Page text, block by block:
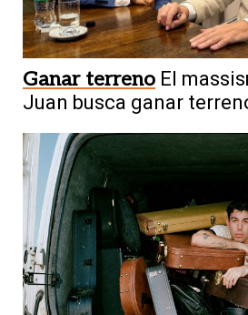
Ganar terreno El
Juan busca ganar